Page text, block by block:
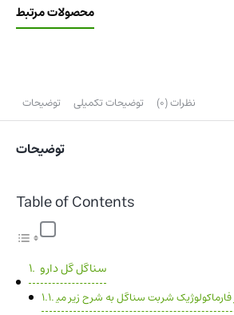
محصولات مرتبط
توضیحات توضیحات تکمیلی نظرات (0)
توضیحات
Table of Contents
سناگل گل دارو